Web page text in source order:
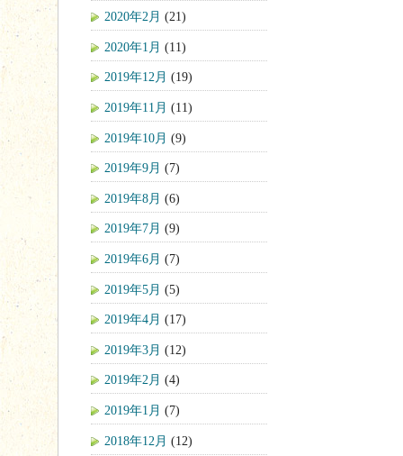
2020年2月 (21)
2020年1月 (11)
2019年12月 (19)
2019年11月 (11)
2019年10月 (9)
2019年9月 (7)
2019年8月 (6)
2019年7月 (9)
2019年6月 (7)
2019年5月 (5)
2019年4月 (17)
2019年3月 (12)
2019年2月 (4)
2019年1月 (7)
2018年12月 (12)